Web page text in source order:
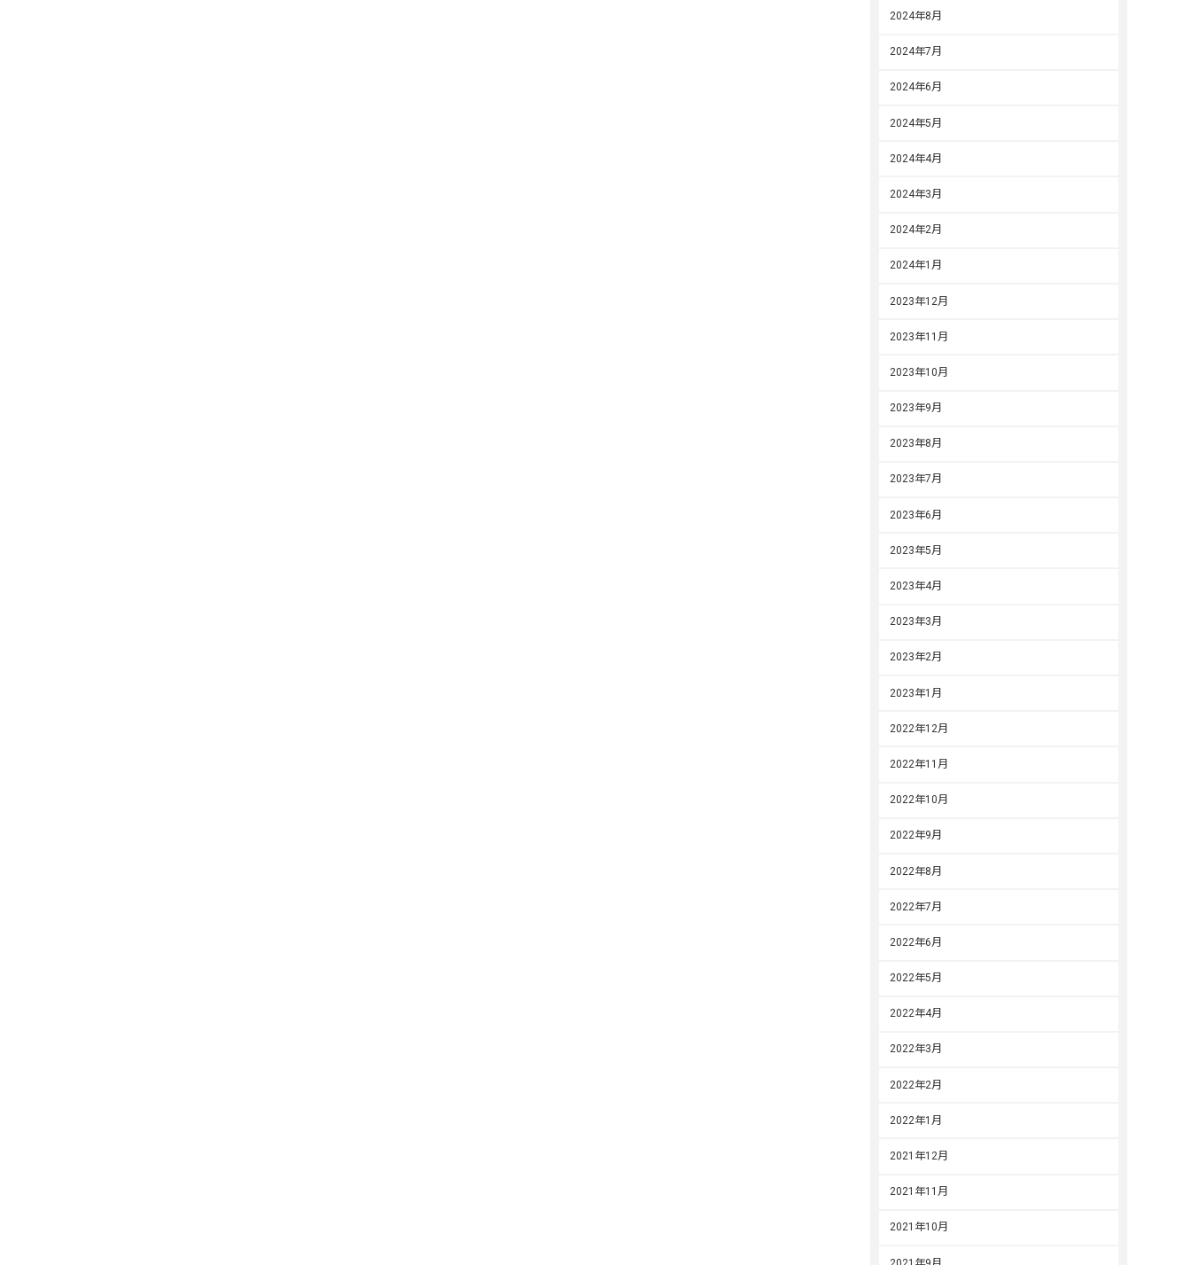
2024年8月
2024年7月
2024年6月
2024年5月
2024年4月
2024年3月
2024年2月
2024年1月
2023年12月
2023年11月
2023年10月
2023年9月
2023年8月
2023年7月
2023年6月
2023年5月
2023年4月
2023年3月
2023年2月
2023年1月
2022年12月
2022年11月
2022年10月
2022年9月
2022年8月
2022年7月
2022年6月
2022年5月
2022年4月
2022年3月
2022年2月
2022年1月
2021年12月
2021年11月
2021年10月